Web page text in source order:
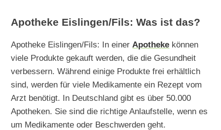
Apotheke Eislingen/Fils: Was ist das?
Apotheke Eislingen/Fils: In einer Apotheke können
viele Produkte gekauft werden, die die Gesundheit
verbessern. Während einige Produkte frei erhältlich
sind, werden für viele Medikamente ein Rezept vom
Arzt benötigt. In Deutschland gibt es über 50.000
Apotheken. Sie sind die richtige Anlaufstelle, wenn es
um Medikamente oder Beschwerden geht.